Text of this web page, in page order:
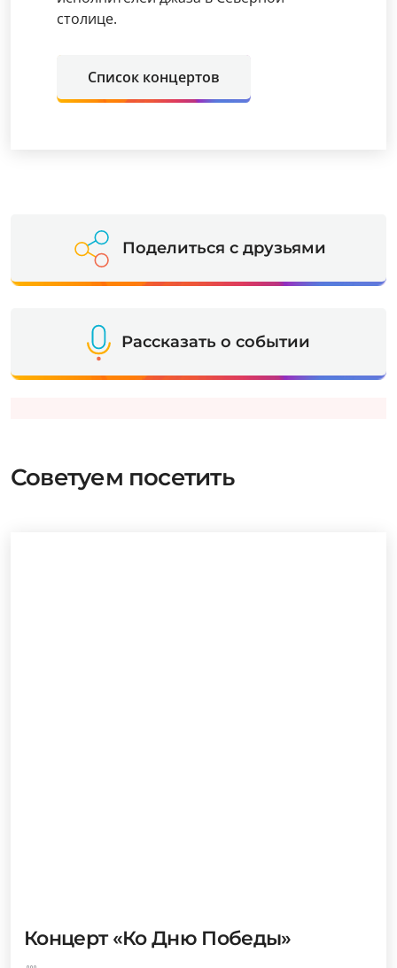
столице.
Список концертов
Поделиться с друзьями
Рассказать о событии
Советуем посетить
Концерт «Ко Дню Победы»